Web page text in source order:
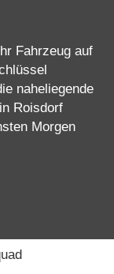
Fahrzeug auf
naheliegende
Roisdorf
Morgen